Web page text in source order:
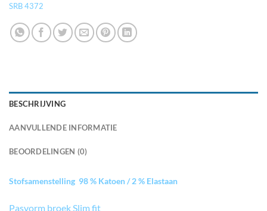
SRB 4372
BESCHRIJVING
AANVULLENDE INFORMATIE
BEOORDELINGEN (0)
Stofsamenstelling 98 % Katoen / 2 % Elastaan
Pasvorm broek Slim fit